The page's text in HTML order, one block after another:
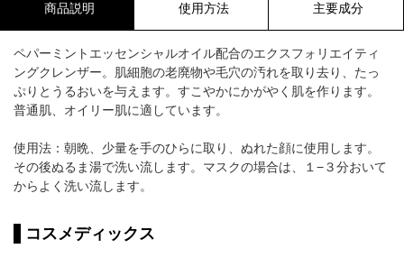
商品説明 使用方法 主要成分
ペパーミントエッセンシャルオイル配合のエクスフォリエイティ
ングクレンザー。肌細胞の老廃物や毛穴の汚れを取り去り、たっ
ぷりとうるおいを与えます。すこやかにかがやく肌を作ります。
普通肌、オイリー肌に適しています。
使用法：朝晩、少量を手のひらに取り、ぬれた顔に使用します。
その後ぬるま湯で洗い流します。マスクの場合は、１−３分おいて
からよく洗い流します。
コスメディックス